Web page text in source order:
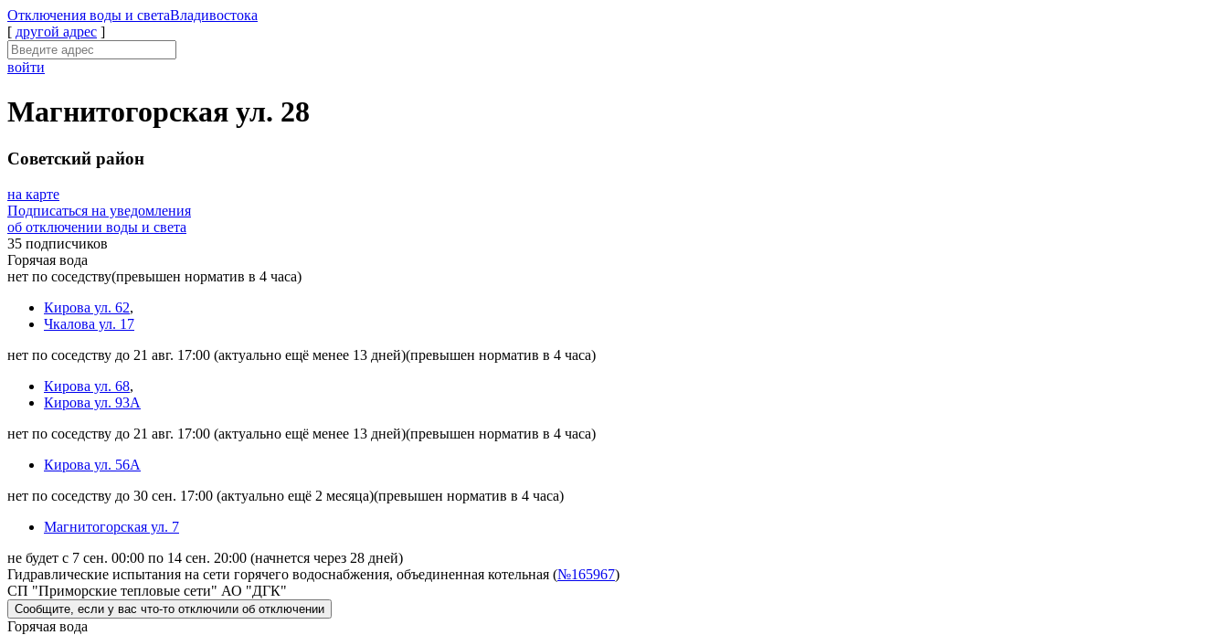
Отключения воды и светаВладивостока
[ другой адрес ]
войти
Магнитогорская ул. 28
Советский район
на карте
Подписаться на уведомления
об отключении воды и света
35 подписчиков
Горячая вода
нет по соседству(превышен норматив в 4 часа)
Кирова ул. 62,
Чкалова ул. 17
нет по соседству до 21 авг. 17:00 (актуально ещё менее 13 дней)(превышен норматив в 4 часа)
Кирова ул. 68,
Кирова ул. 93А
нет по соседству до 21 авг. 17:00 (актуально ещё менее 13 дней)(превышен норматив в 4 часа)
Кирова ул. 56А
нет по соседству до 30 сен. 17:00 (актуально ещё 2 месяца)(превышен норматив в 4 часа)
Магнитогорская ул. 7
не будет с 7 сен. 00:00 по 14 сен. 20:00 (начнется через 28 дней)
Гидравлические испытания на сети горячего водоснабжения, объединенная котельная (№165967)
СП "Приморские тепловые сети" АО "ДГК"
Сообщите , если у вас что-то отключили об отключении
Горячая вода